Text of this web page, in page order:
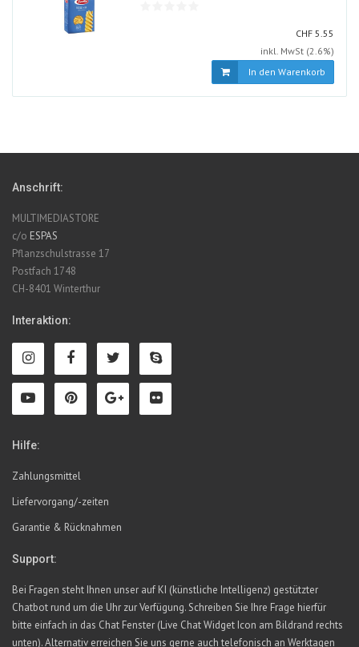
CHF CHF
5.55
inkl. MwSt (2.6%)
In den Warenkorb
Anschrift:
MULTIMEDIASTORE
c/o ESPAS
Pflanzschulstrasse 17
Postfach 1748
CH-8401 Winterthur
Interaktion:
Hilfe:
Zahlungsmittel
Liefervorgang/-zeiten
Garantie & Rücknahmen
Support:
Bei Fragen steht Ihnen unser auf KI (künstliche Intelligenz) gestützter
Chatbot rund um die Uhr zur Verfügung. Schreiben Sie Ihre Frage hierfür
bitte einfach in das Chat Fenster (Live Chat Widget Icon am Bildrand rechts
unten). Alternativ erreichen Sie uns gerne auch telefonisch an Werktagen